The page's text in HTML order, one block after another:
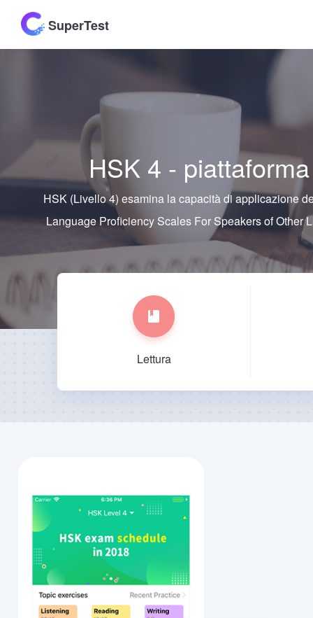
SuperTest
HSK 4 -
HSK (Livello 4) esamina la capacità di applicazione
Language Proficiency Scales For Speakers of Other
Lettura